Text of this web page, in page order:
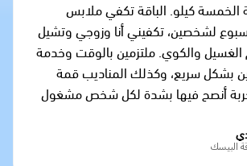
كيلو. الباقة تكفي ملابس
لشخصين، تكفيني أنا وزوجي وتشيل
والكوي. ملتزمين بالوقت وخدمة
بشكل سريع، وكذلك المناديب قمة
أنصح فيها بشدة لكل شخص مشغول
البيسك